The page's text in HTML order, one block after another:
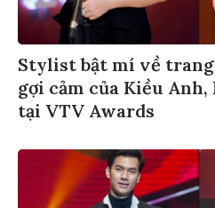
Stylist bật mí về
gợi cảm của Kiều
tại VTV Awards